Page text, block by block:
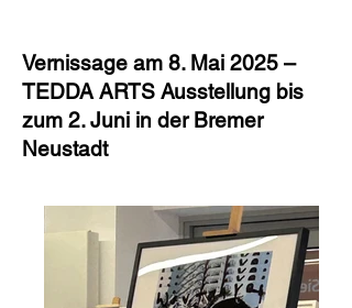
Vernissage am 8. Mai 2025 –
TEDDA ARTS Ausstellung bis
zum 2. Juni in der Bremer
Neustadt